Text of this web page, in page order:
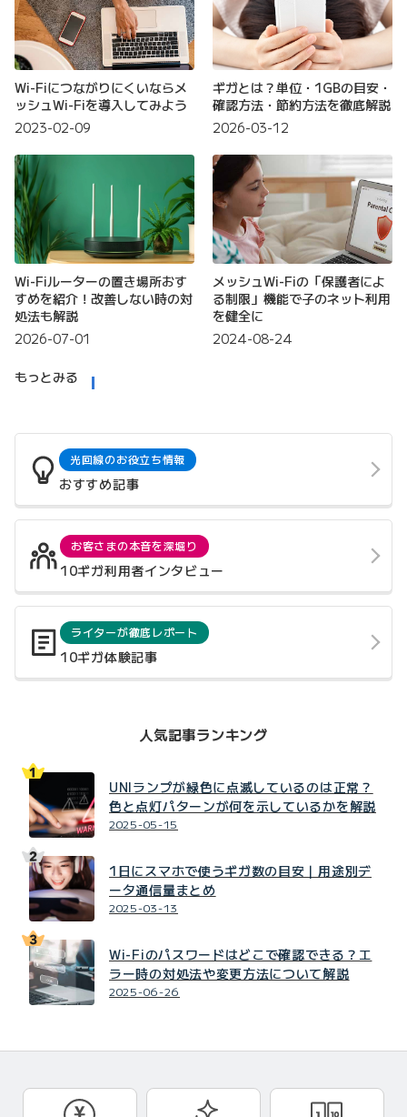
Wi-Fiにつながりにくいならメ
ッシュWi-Fiを導入してみよう
2023-02-09
ギガとは？単位・1GBの目安・
確認方法・節約方法を徹底解説
2026-03-12
Wi-Fiルーターの置き場所おす
すめを紹介！改善しない時の対
処法も解説
2026-07-01
メッシュWi-Fiの「保護者によ
る制限」機能で子のネット利用
を健全に
2024-08-24
もっとみる
光回線のお役立ち情報
おすすめ記事
お客さまの本音を深堀り
10ギガ利用者インタビュー
ライターが徹底レポート
10ギガ体験記事
人気記事ランキング
UNIランプが緑色に点滅しているのは正常？
色と点灯パターンが何を示しているかを解説
2025-05-15
1日にスマホで使うギガ数の目安｜用途別デ
ータ通信量まとめ
2025-03-13
Wi-Fiのパスワードはどこで確認できる？エ
ラー時の対処法や変更方法について解説
2025-06-26